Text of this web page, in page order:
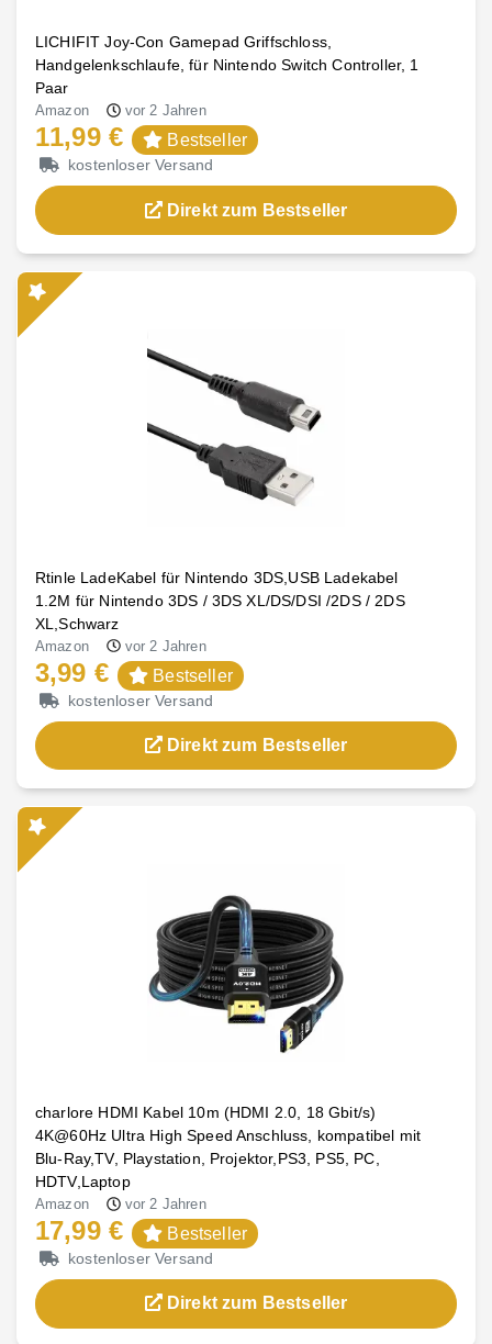
LICHIFIT Joy-Con Gamepad Griffschloss,
Handgelenkschlaufe, für Nintendo Switch Controller, 1
Paar
Amazon vor 2 Jahren
11,99 € Bestseller
kostenloser Versand
Direkt zum Bestseller
Rtinle LadeKabel für Nintendo 3DS,USB Ladekabel
1.2M für Nintendo 3DS / 3DS XL/DS/DSI /2DS / 2DS
XL,Schwarz
Amazon vor 2 Jahren
3,99 € Bestseller
kostenloser Versand
Direkt zum Bestseller
charlore HDMI Kabel 10m (HDMI 2.0, 18 Gbit/s)
4K@60Hz Ultra High Speed Anschluss, kompatibel mit
Blu-Ray,TV, Playstation, Projektor,PS3, PS5, PC,
HDTV,Laptop
Amazon vor 2 Jahren
17,99 € Bestseller
kostenloser Versand
Direkt zum Bestseller